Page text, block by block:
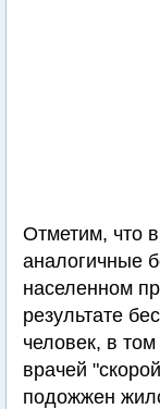
Отметим, что
аналогичные
населенном
результате
человек, в
врачей
подожжен